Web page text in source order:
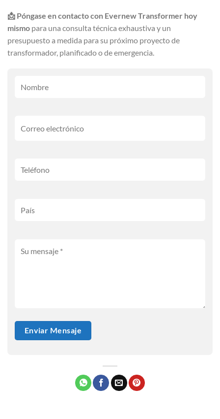
📩 Póngase en contacto con Evernew Transformer hoy
mismo para una consulta técnica exhaustiva y un
presupuesto a medida para su próximo proyecto de
transformador, planificado o de emergencia.